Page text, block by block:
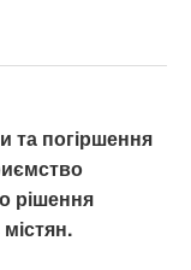
та погіршення
рішення